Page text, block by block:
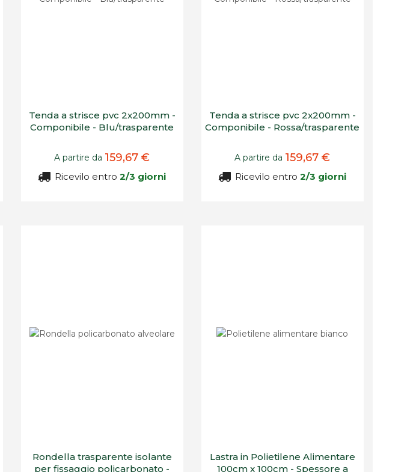
Tenda a strisce pvc 2x200mm -
Componibile - Blu/trasparente
A partire da 159,67 €
Ricevilo entro2/3 giorni
Tenda a strisce pvc 2x200mm -
Componibile - Rossa/trasparente
A partire da 159,67 €
Ricevilo entro2/3 giorni
Rondella trasparente isolante
per fissaggio policarbonato -
Lastra in Polietilene Alimentare
100cm x 100cm - Spessore a